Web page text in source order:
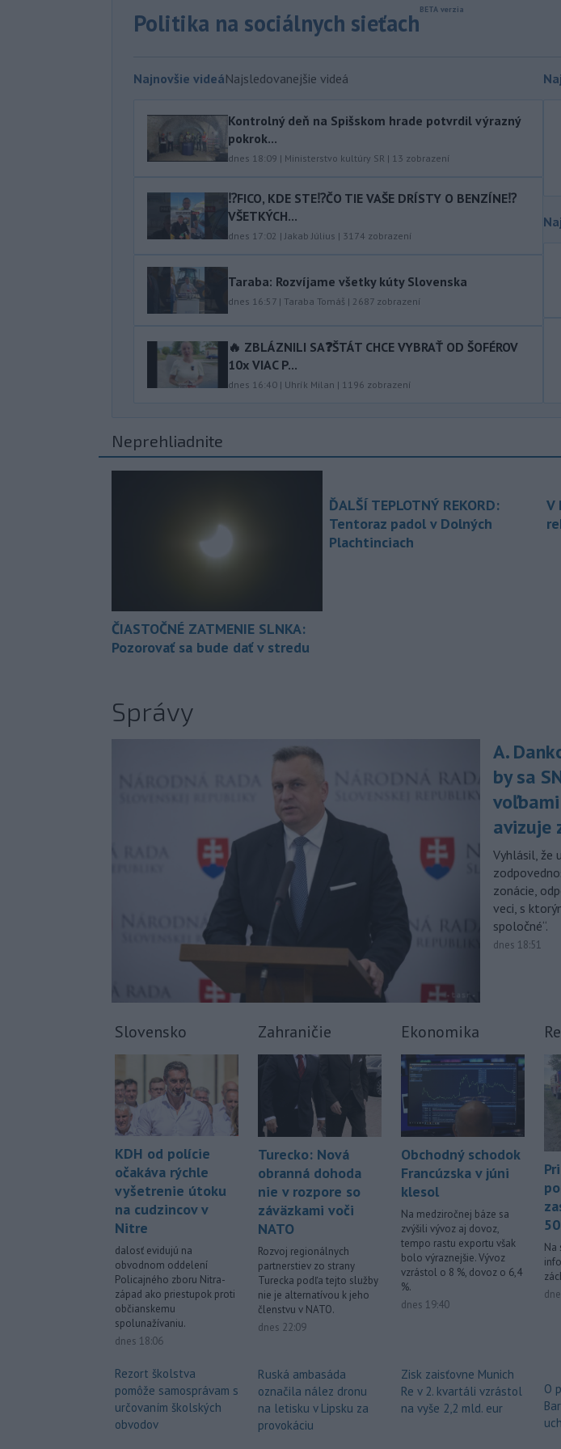
sú v
do
členka
divadla
Sudická.
10:15 -
mosta
Viac >
Politika na sociálnych sieťach
Najnovšie videáNajsledovanejšie videá
Kontrolný deň na Spišskom hrade potvrdil výrazný
pokrok...
dnes 18:09 | Ministerstvo kultúry SR | 13 zobrazení
⁉️FICO, KDE STE⁉️ČO TIE VAŠE DRÍSTY O BENZÍNE⁉️
VŠETKÝCH...
dnes 17:02 |Jakab Július | 3174 zobrazení
Taraba: Rozvíjame všetky kúty Slovenska
dnes 16:57 | Taraba Tomáš | 2687 zobrazení
🔥 ZBLÁZNILI SA❓️ŠTÁT CHCE VYBRAŤ OD ŠOFÉROV
10x VIAC P...
dnes 16:40 | Uhrík Milan | 1196 zobrazení
Neprehliadnite
ČIASTOČNÉ ZATMENIE SLNKA:
Pozorovať sa bude dať v stredu
ĎALŠÍ TEPLOTNÝ REKORD:
Tentoraz padol v Dolných
Plachtinciach
V
Správy
A.
by sa
avizuje
Vyhlásil, že
zonácie,
veci, s
spoločné“.
dnes 18:51
Slovensko
KDH od polície
očakáva rýchle
vyšetrenie útoku
na cudzincov v
Nitre
dalosť evidujú na
obvodnom oddelení
Policajného zboru Nitra-
západ ako priestupok proti
občianskemu
spolunažívaniu.
dnes 18:06
Rezort školstva
pomôže samosprávam s
určovaním školských
obvodov
Zahraničie
Turecko: Nová
obranná dohoda
nie v rozpore so
záväzkami voči
NATO
Rozvoj regionálnych
partnerstiev zo strany
Turecka podľa tejto služby
nie je alternatívou k jeho
členstvu v NATO.
dnes 22:09
Ruská ambasáda
označila nález dronu
na letisku v Lipsku za
provokáciu
Ekonomika
Obchodný schodok
Francúzska v júni
klesol
Na medziročnej báze sa
zvýšili vývoz aj dovoz,
tempo rastu exportu však
bolo výraznejšie. Vývoz
vzrástol o 8 %, dovoz o 6,4
%.
dnes 19:40
Zisk zaisťovne Munich
Re v 2. kvartáli vzrástol
na vyše 2,2 mld. eur
Na
O